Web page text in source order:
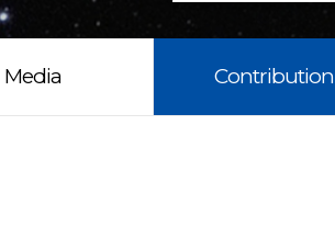
Media Contribution